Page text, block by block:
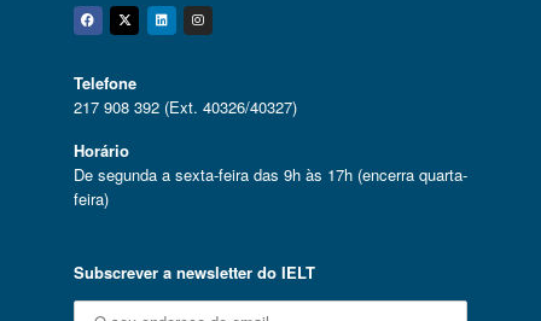
Facebook
Twitter
Linkedin
Instagram
Telefone
217 908 392 (Ext. 40326/40327)
Horário
De segunda a sexta-feira das 9h às 17h (encerra quarta-
feira)
Subscrever a newsletter do IELT